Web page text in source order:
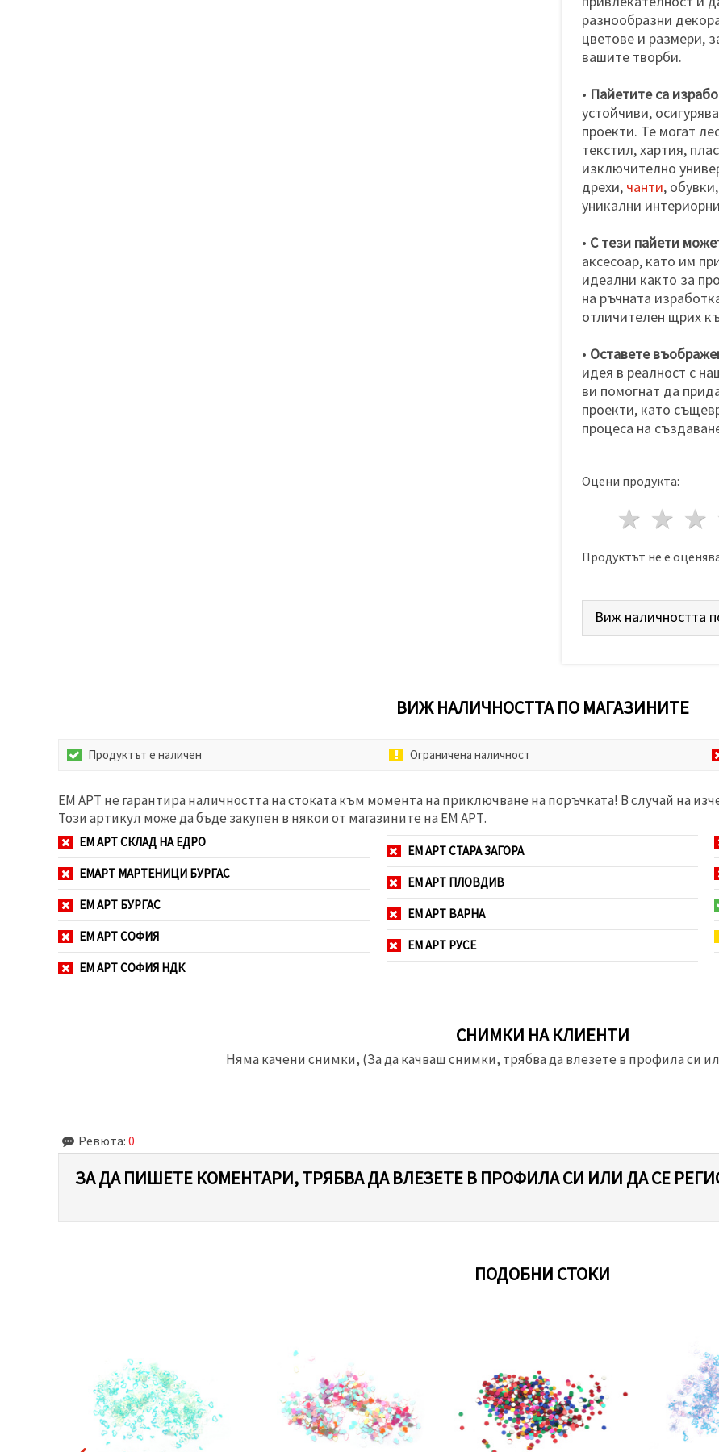
разнообразни
цветове и размери,
вашите творби.
• Пайетите са
устойчиви,
проекти. Те могат
текстил, хартия,
изключително
дрехи, чанти,
уникални
• С тези пайети
аксесоар, като им
идеални както за
на ръчната
отличителен щрих
• Оставете
идея в реалност с
ви помогнат да
проекти, като
процеса на
Оцени продукта:
2
1
Продуктът не е
Виж наличността
ВИЖ НАЛИЧНОСТТА ПО МАГАЗИНИТЕ
Продуктът е наличен Ограничена наличност
ЕМ АРТ не гарантира наличността на стоката към момента на приключване на поръчката! В случай на
Този артикул може да бъде закупен в някои от магазините на ЕМ АРТ.
ЕМ АРТ СКЛАД НА ЕДРО
ЕМАРТ МАРТЕНИЦИ БУРГАС
ЕМ АРТ БУРГАС
ЕМ АРТ СОФИЯ
ЕМ АРТ СОФИЯ НДК
ЕМ АРТ СТАРА ЗАГОРА
ЕМ АРТ ПЛОВДИВ
ЕМ АРТ ВАРНА
ЕМ АРТ РУСЕ
СНИМКИ НА КЛИЕНТИ
Няма качени снимки, (За да качваш снимки, трябва да влезете в профила си
Ревюта: 0
ЗА ДА ПИШЕТЕ КОМЕНТАРИ, ТРЯБВА ДА ВЛЕЗЕТЕ В ПРОФИЛА СИ ИЛИ ДА СЕ
ПОДОБНИ СТОКИ